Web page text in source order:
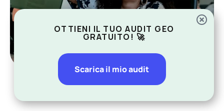
OTTIENI IL TUO AUDIT GEO
GRATUITO! 🚀
Scarica il mio audit